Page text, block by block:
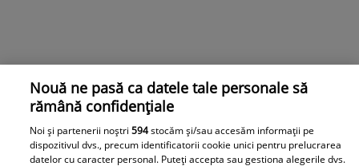
Nouă ne pasă ca datele tale personale să
rămână confidențiale
Noi și partenerii noștri594stocăm și/sau accesăm informații pe
dispozitivul dvs., precum identificatorii cookie unici pentru prelucrarea
datelor cu caracter personal. Puteți accepta sau gestiona alegerile dvs.